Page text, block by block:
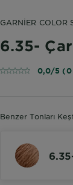
GARNIER COLOR
6.35-
0,0/5 (0
Benzer Tonları